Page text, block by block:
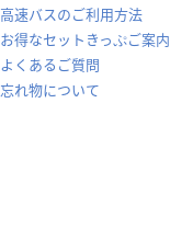
高速バスのご利用方法
お得なセットきっぷご案内
よくあるご質問
忘れ物について